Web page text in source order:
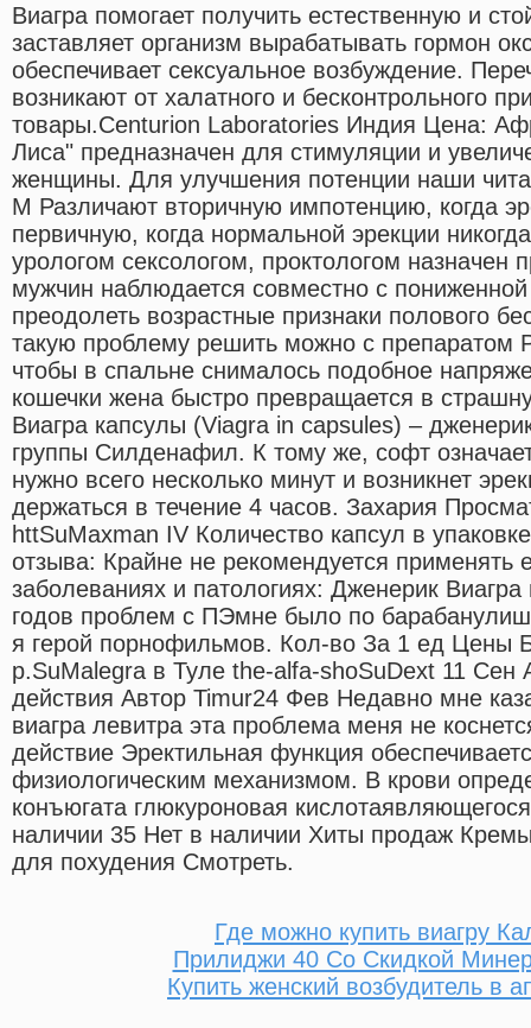
Виагра помогает получить естественную и
заставляет организм вырабатывать гормон
обеспечивает сексуальное возбуждение.
возникают от халатного и бесконтрольного
товары.Centurion Laboratories Индия Цена:
Лиса" предназначен для стимуляции и
женщины. Для улучшения потенции наши
М Различают вторичную импотенцию, когда
первичную, когда нормальной эрекции
урологом сексологом, проктологом назначен
мужчин наблюдается совместно с
преодолеть возрастные признаки полового
такую проблему решить можно с препаратом
чтобы в спальне снималось подобное
кошечки жена быстро превращается в
Виагра капсулы (Viagra in capsules) –
группы Силденафил. К тому же, софт
нужно всего несколько минут и возникнет
держаться в течение 4 часов. Захария
httSuMaxman IV Количество капсул в
отзыва: Крайне не рекомендуется применять
заболеваниях и патологиях: Дженерик
годов проблем с ПЭмне было по
я герой порнофильмов. Кол-во За 1 ед Цены
р.SuMalegra в Туле the-alfa-shoSuDext 11 Сен
действия Автор Timur24 Фев Недавно мне
виагра левитра эта проблема меня не
действие Эректильная функция
физиологическим механизмом. В крови
конъюгата глюкуроновая
наличии 35 Нет в наличии Хиты продаж
для похудения Смотреть.
Где можно купить виагру
Прилиджи 40 Со Скидкой
Купить женский возбудитель в